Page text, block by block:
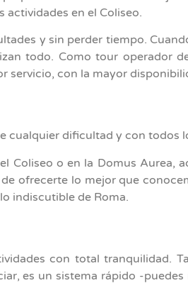
en el Coliseo.
y sin perder tiempo.
todo. Como tour operador
con la mayor
cualquier dificultad y con todos
Coliseo o en la Domus Aurea,
ofrecerte lo mejor que
indiscutible de Roma.
con total tranquilidad.
es un sistema rápido -